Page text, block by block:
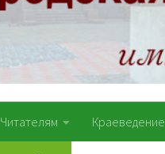
Читателям Краеведение